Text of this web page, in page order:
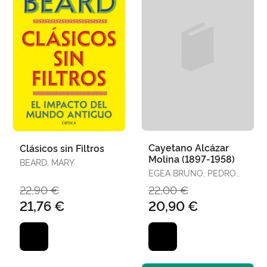
Clásicos sin Filtros
BEARD, MARY
22,90 €
21,76 €
Cayetano Alcázar
Molina (1897-1958)
EGEA BRUNO, PEDRO
22,00 €
20,90 €